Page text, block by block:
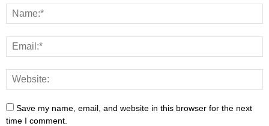
Save my name, email, and website in this browser for the next
time I comment.